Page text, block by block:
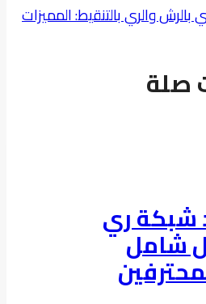
بالرش والري بالتنقيط: المميزات
صلة
شبكة ري
شامل